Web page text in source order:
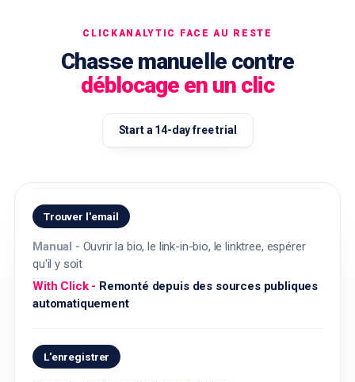
CLICKANALYTIC FACE AU RESTE
Chasse manuelle contre
déblocage en un clic
Start a 14-day free trial
Trouver l'email
Ouvrir la bio, le link-in-bio, le linktree, espérer
qu'il y soit
Remonté depuis des sources publiques
automatiquement
L'enregistrer